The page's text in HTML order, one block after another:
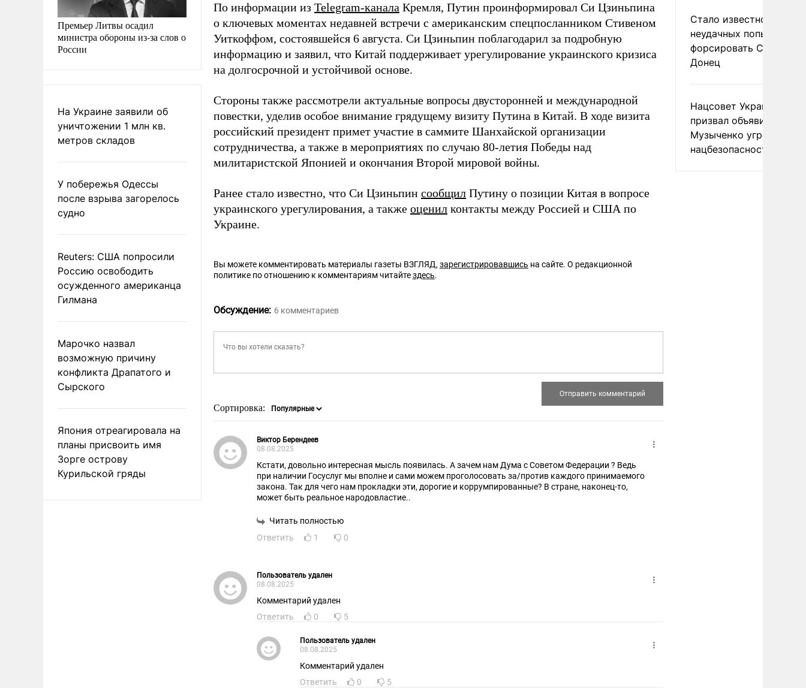
Премьер Литвы осадил
министра обороны из-за слов о
России
На Украине заявили об
уничтожении 1 млн кв.
метров складов
У побережья Одессы
после взрыва загорелось
судно
Reuters: США попросили
Россию освободить
осужденного американца
Гилмана
Марочко назвал
возможную причину
конфликта Драпатого и
Сырского
Япония отреагировала на
планы присвоить имя
Зорге острову
Курильской гряды
По информации из Telegram-канала Кремля, Путин проинформировал Си Цзиньпина
о ключевых моментах недавней встречи с американским спецпосланником Стивеном
Уиткоффом, состоявшейся 6 августа. Си Цзиньпин поблагодарил за подробную
информацию и заявил, что Китай поддерживает урегулирование украинского кризиса
на долгосрочной и устойчивой основе.
Стороны также рассмотрели актуальные вопросы двусторонней и международной
повестки, уделив особое внимание грядущему визиту Путина в Китай. В ходе визита
российский президент примет участие в саммите Шанхайской организации
сотрудничества, а также в мероприятиях по случаю 80-летия Победы над
милитаристской Японией и окончания Второй мировой войны.
Ранее стало известно, что Си Цзиньпин сообщил Путину о позиции Китая в вопросе
украинского урегулирования, а также оценил контакты между Россией и США по
Украине.
Вы можете комментировать материалы газеты ВЗГЛЯД,зарегистрировавшись на сайте. О редакционной
политике по отношению к комментариям читайтездесь.
Обсуждение: 6 комментариев
Сортировка:
Виктор Берендеев
08.08.2025
Кстати, довольно интересная мысль появилась. А зачем нам Дума с Советом Федерации ? Ведь
при наличии Госуслуг мы вполне и сами можем проголосовать за/против каждого принимаемого
закона. Так для чего нам прокладки эти, дорогие и коррумпированные? В стране, наконец-то,
может быть реальное народовластие..
Читать полностью
Ответить
1 0
Пользователь удален
08.08.2025
Комментарий удален
Ответить
0 5
Пользователь удален
08.08.2025
Комментарий удален
Ответить
0 5
Стало известно о
неудачных попытках
форсировать
Донец
Нацсовет Украины по
призвал объявить
Музыченко угрозой
нацбезопасности